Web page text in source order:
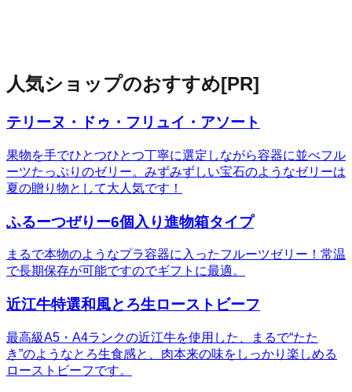
人気ショップのおすすめ[PR]
テリーヌ・ドゥ・フリュイ・アソート
果物を手でひとつひとつ丁寧に選定しながら容器に並べフル
ーツたっぷりのゼリー。みずみずしい宝石のようなゼリーは
夏の贈り物として大人気です！
ふるーつぜりー6個入り進物箱タイプ
まるで本物のようなプラ容器に入ったフルーツゼリー！常温
で長期保存が可能ですのでギフトに最適。
近江牛特選和風とろ生ローストビーフ
最高級A5・A4ランクの近江牛を使用した、まるで“たた
き”のようなとろ生食感と、肉本来の味をしっかり楽しめる
ローストビーフです。